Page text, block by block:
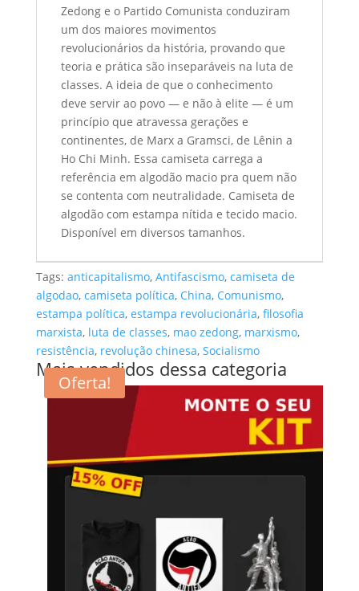
Zedong e o Partido Comunista conduziram
um dos maiores movimentos
revolucionários da história, provando que
teoria e prática são inseparáveis na luta de
classes. A ideia de que o conhecimento
deve servir ao povo — e não à elite — é um
princípio que atravessa gerações e
continentes, de Marx a Gramsci, de Lênin a
Ho Chi Minh. Essa camiseta carrega a
referência em algodão macio pra quem não
se contenta com neutralidade. Camiseta de
algodão com estampa nítida e tecido macio.
Disponível em diversos tamanhos.
Tags: anticapitalismo, Antifascismo, camiseta de
algodao, camiseta política, China, Comunismo,
estampa política, estampa revolucionária, filosofia
marxista, luta de classes, mao zedong, marxismo,
resistência, revolução chinesa, Socialismo
Mais vendidos dessa categoria
Oferta!